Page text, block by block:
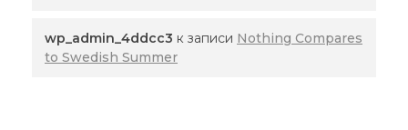
wp_admin_4ddcc3 к записи Nothing Compares
to Swedish Summer